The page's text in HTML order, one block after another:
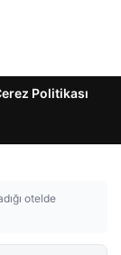
Politikası
otelde